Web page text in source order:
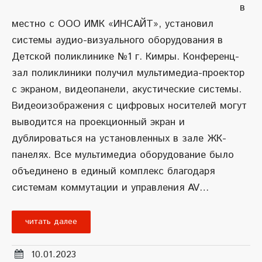
в
местно с ООО ИМК «ИНСАЙТ», установил
системы аудио-визуального оборудования в
Детской поликлинике №1 г. Кимры. Конференц-
зал поликлиники получил мультимедиа-проектор
с экраном, видеопанели, акустические системы.
Видеоизображения с цифровых носителей могут
выводится на проекционный экран и
дублироваться на установленных в зале ЖК-
панелях. Все мультимедиа оборудование было
объединено в единый комплекс благодаря
системам коммутации и управления AV…
читать далее
10.01.2023